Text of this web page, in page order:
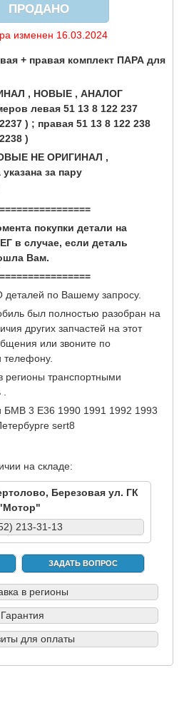
ПРОДАНО
изменен 16.03.2024
+ правая комплект ПАРА для
, НОВЫЕ , АНАЛОГ
левая 51 13 8 122 237
) ; правая 51 13 8 122 238
)
НЕ ОРИГИНАЛ ,
за пару
покупки детали на
в случае, если деталь
Вам.
по Вашему запросу.
был полностью разобран на
других запчастей на этот
или звоните по
телефону.
транспортными
БМВ 3 Е36 1990 1991 1992 1993
sert8
на складе:
Березовая ул. ГК
213-31-13
ЗАДАТЬ ВОПРОС
в регионы
Гарантия
для оплаты